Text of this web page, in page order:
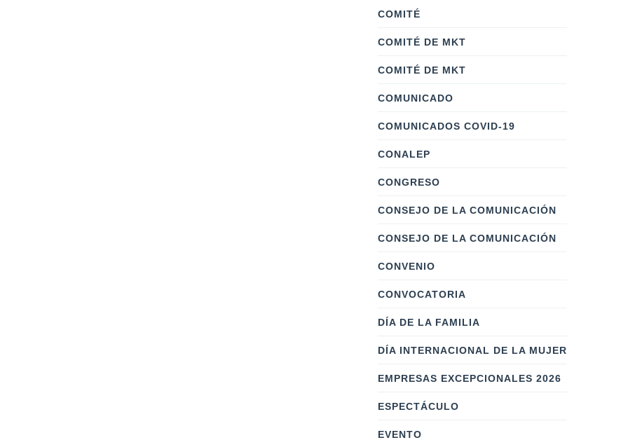
COMITÉ
COMITÉ DE MKT
COMITÉ DE MKT
COMUNICADO
COMUNICADOS COVID-19
CONALEP
CONGRESO
CONSEJO DE LA COMUNICACIÓN
CONSEJO DE LA COMUNICACIÓN
CONVENIO
CONVOCATORIA
DÍA DE LA FAMILIA
DÍA INTERNACIONAL DE LA MUJER
EMPRESAS EXCEPCIONALES 2026
ESPECTÁCULO
EVENTO